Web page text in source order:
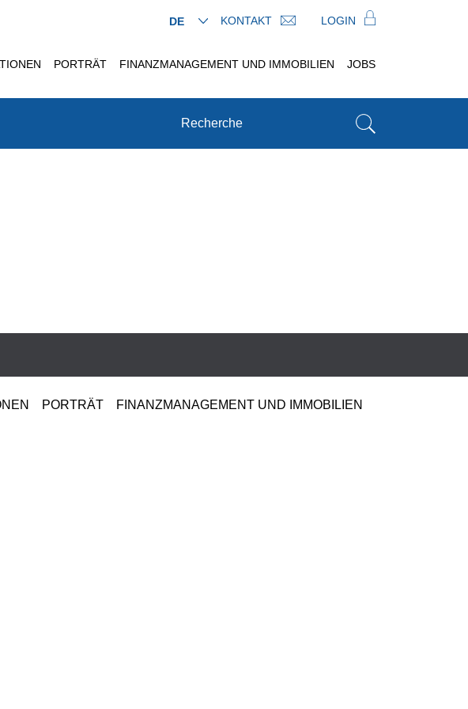
DE KONTAKT LOGIN
PORTRÄT FINANZMANAGEMENT UND IMMOBILIEN JOBS
PORTRÄT FINANZMANAGEMENT UND IMMOBILIEN